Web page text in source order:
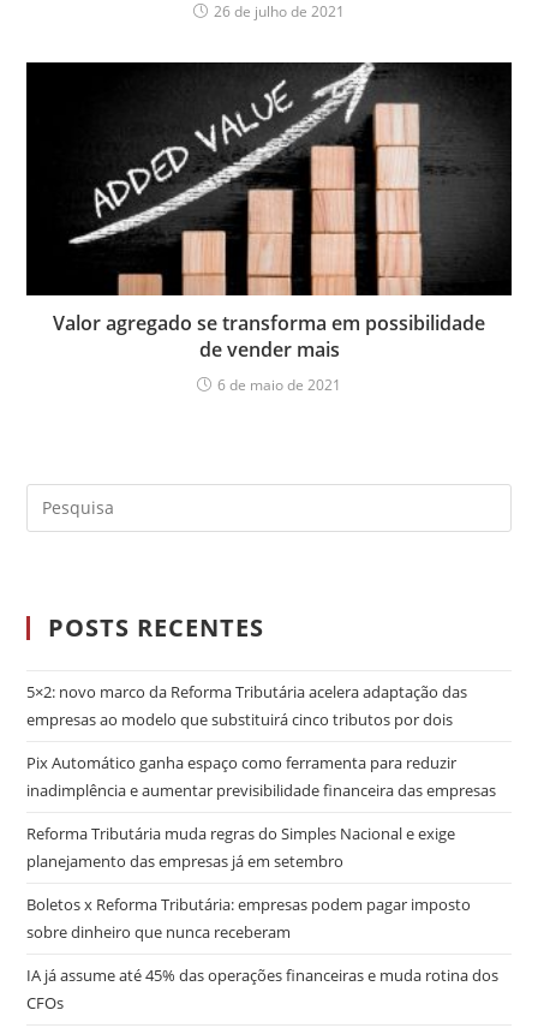
26 de julho de 2021
Valor agregado se transforma em possibilidade
de vender mais
6 de maio de 2021
POSTS RECENTES
5×2: novo marco da Reforma Tributária acelera adaptação das
empresas ao modelo que substituirá cinco tributos por dois
Pix Automático ganha espaço como ferramenta para reduzir
inadimplência e aumentar previsibilidade financeira das empresas
Reforma Tributária muda regras do Simples Nacional e exige
planejamento das empresas já em setembro
Boletos x Reforma Tributária: empresas podem pagar imposto
sobre dinheiro que nunca receberam
IA já assume até 45% das operações financeiras e muda rotina dos
CFOs